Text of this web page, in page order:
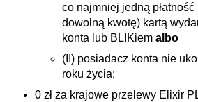
co najmniej jedną płatność
dowolną kwotę) kartą
konta lub BLIKiemalbo
(II) posiadacz konta nie
roku życia;
0 zł za krajowe przelewy Elixir